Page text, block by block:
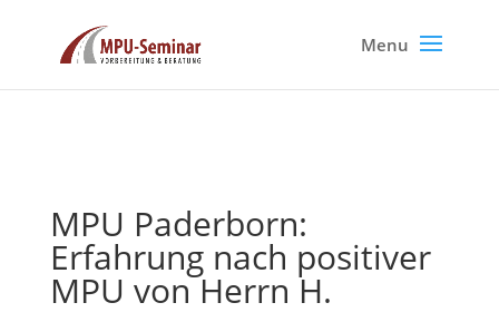
MPU Paderborn:
Erfahrung nach positiver
MPU von Herrn H.